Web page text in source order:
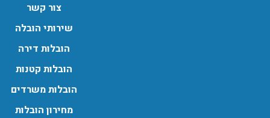
צור קשר
שירותי הובלה
הובלות דירה
הובלות קטנות
הובלות משרדים
מחירון הובלות